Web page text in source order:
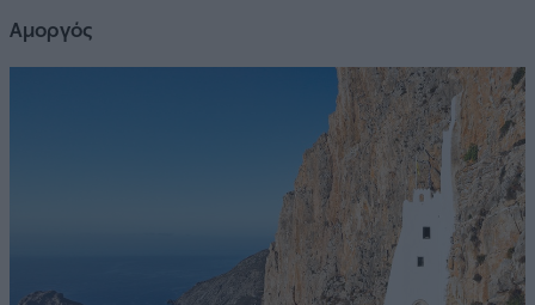
Αμοργός